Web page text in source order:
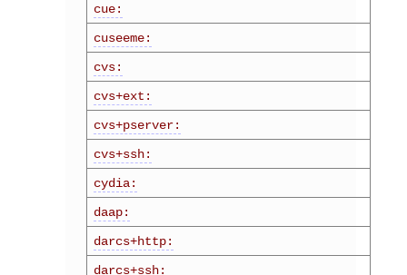
cue:
cuseeme:
cvs:
cvs+ext:
cvs+pserver:
cvs+ssh:
cydia:
daap:
darcs+http:
darcs+ssh: